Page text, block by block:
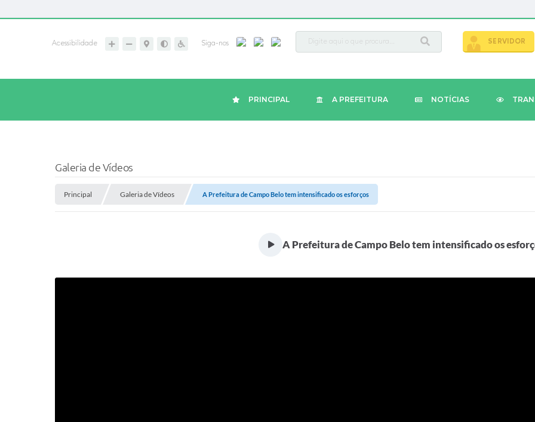
Acessibilidade Siga-nos SERVIDOR
PRINCIPAL A PREFEITURA NOTÍCIAS
Galeria de Vídeos
Principal Galeria de Vídeos A Prefeitura de Campo Belo tem intensificado os esforços
A Prefeitura de Campo Belo tem intensificado os